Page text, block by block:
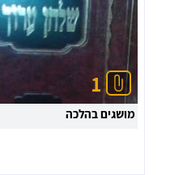
תראו לי רק:
1
מושגים בהלכה